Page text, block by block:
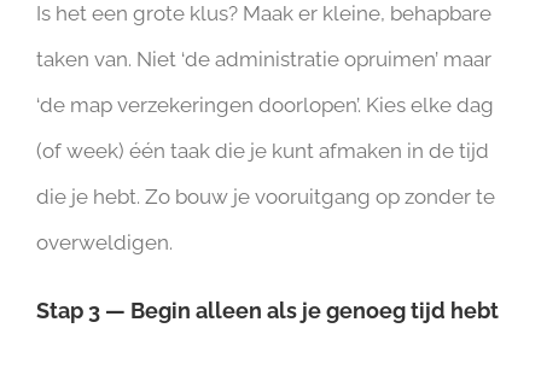
Is het een grote klus? Maak er kleine, behapbare
taken van. Niet ‘de administratie opruimen’ maar
‘de map verzekeringen doorlopen’. Kies elke dag
(of week) één taak die je kunt afmaken in de tijd
die je hebt. Zo bouw je vooruitgang op zonder te
overweldigen.
Stap 3 — Begin alleen als je genoeg tijd hebt